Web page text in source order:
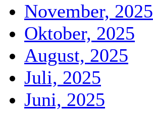
November, 2025
Oktober, 2025
August, 2025
Juli, 2025
Juni, 2025